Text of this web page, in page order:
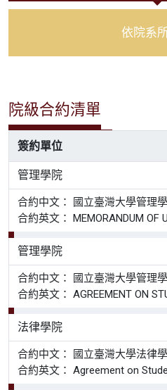
依院系
院級合約清單
簽約單位
管理學院
合約中文： 國立臺灣大學管理
合約英文： MEMORANDUM OF
管理學院
合約中文： 國立臺灣大學管理
合約英文： AGREEMENT ON
法律學院
合約中文： 國立臺灣大學法律
合約英文： Agreement on